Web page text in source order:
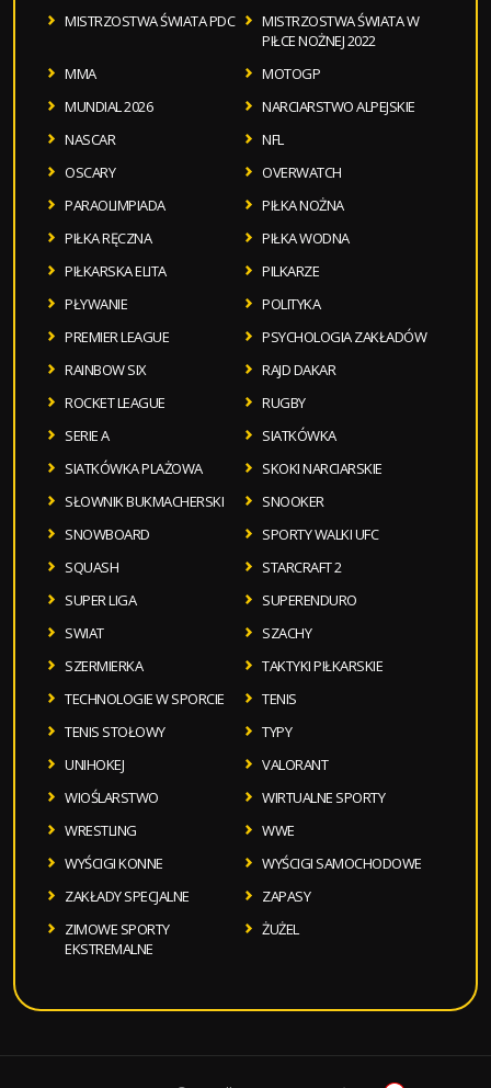
MISTRZOSTWA ŚWIATA PDC
MISTRZOSTWA ŚWIATA W
PIŁCE NOŻNEJ 2022
MMA
MOTOGP
MUNDIAL 2026
NARCIARSTWO ALPEJSKIE
NASCAR
NFL
OSCARY
OVERWATCH
PARAOLIMPIADA
PIŁKA NOŻNA
PIŁKA RĘCZNA
PIŁKA WODNA
PIŁKARSKA ELITA
PILKARZE
PŁYWANIE
POLITYKA
PREMIER LEAGUE
PSYCHOLOGIA ZAKŁADÓW
RAINBOW SIX
RAJD DAKAR
ROCKET LEAGUE
RUGBY
SERIE A
SIATKÓWKA
SIATKÓWKA PLAŻOWA
SKOKI NARCIARSKIE
SŁOWNIK BUKMACHERSKI
SNOOKER
SNOWBOARD
SPORTY WALKI UFC
SQUASH
STARCRAFT 2
SUPER LIGA
SUPERENDURO
SWIAT
SZACHY
SZERMIERKA
TAKTYKI PIŁKARSKIE
TECHNOLOGIE W SPORCIE
TENIS
TENIS STOŁOWY
TYPY
UNIHOKEJ
VALORANT
WIOŚLARSTWO
WIRTUALNE SPORTY
WRESTLING
WWE
WYŚCIGI KONNE
WYŚCIGI SAMOCHODOWE
ZAKŁADY SPECJALNE
ZAPASY
ZIMOWE SPORTY
EKSTREMALNE
ŻUŻEL